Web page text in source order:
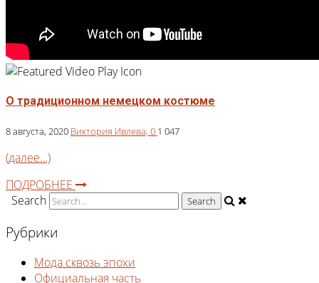
О традиционном немецком костюме
8 августа, 2020 Виктория Ивлева, 0 1 047
(далее…)
ПОДРОБНЕЕ
Search
Рубрики
Мода сквозь эпохи
Официальная часть